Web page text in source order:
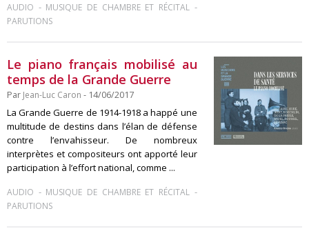
AUDIO - MUSIQUE DE CHAMBRE ET RÉCITAL-
PARUTIONS
Le piano français mobilisé au
temps de la Grande Guerre
Par Jean-Luc Caron - 14/06/2017
La Grande Guerre de 1914-1918 a happé une
multitude de destins dans l’élan de défense
contre l’envahisseur. De nombreux
interprètes et compositeurs ont apporté leur
participation à l’effort national, comme ...
AUDIO - MUSIQUE DE CHAMBRE ET RÉCITAL-
PARUTIONS